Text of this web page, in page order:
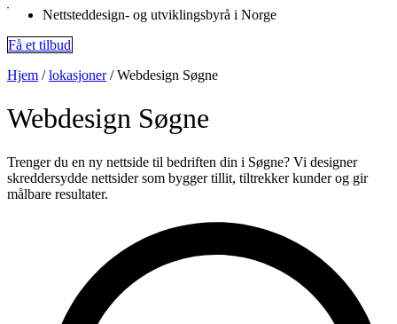
Nettsteddesign- og utviklingsbyrå i Norge
Få et tilbud
Hjem /lokasjoner/Webdesign Søgne
Webdesign Søgne
Trenger du en ny nettside til bedriften din i Søgne? Vi designer
skreddersydde nettsider som bygger tillit, tiltrekker kunder og gir
målbare resultater.